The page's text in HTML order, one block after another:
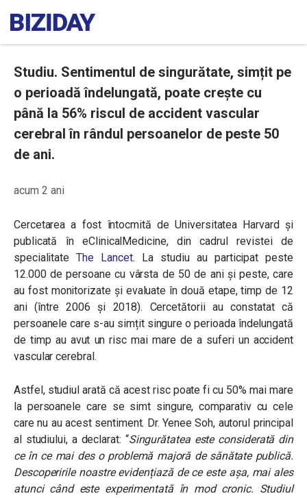
Studiu. Sentimentul de singurătate, simțit pe
o perioadă îndelungată, poate crește cu
până la 56% riscul de accident vascular
cerebral în rândul persoanelor de peste 50
de ani.
acum 2 ani
Cercetarea a fost întocmită de Universitatea Harvard și
publicată în eClinicalMedicine, din cadrul revistei de
specialitateThe Lancet. La studiu au participat peste
12.000 de persoane cu vârsta de 50 de ani și peste, care
au fost monitorizate și evaluate în două etape, timp de 12
ani (între 2006 și 2018). Cercetătorii au constatat că
persoanele care s-au simțit singure o perioada îndelungată
de timp au avut un risc mai mare de a suferi un accident
vascular cerebral.
Astfel, studiul arată că acest risc poate fi cu 50% mai mare
la persoanele care se simt singure, comparativ cu cele
care nu au acest sentiment. Dr. Yenee Soh, autorul principal
al studiului, a declarat: “Singurătatea este considerată din
ce în ce mai des o problemă majoră de sănătate publică.
Descoperirile noastre evidențiază de ce este așa, mai ales
atunci când este experimentată în mod cronic. Studiul